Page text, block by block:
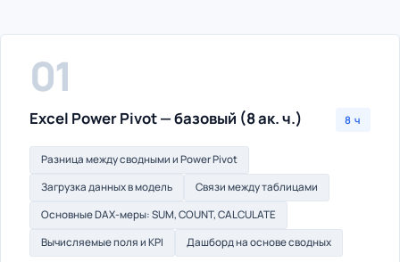
01
Excel Power Pivot — базовый (8 ак. ч.) 8 ч
Разница между сводными и Power Pivot
Загрузка данных в модель
Связи между таблицами
Основные DAX-меры: SUM, COUNT, CALCULATE
Вычисляемые поля и KPI
Дашборд на основе сводных